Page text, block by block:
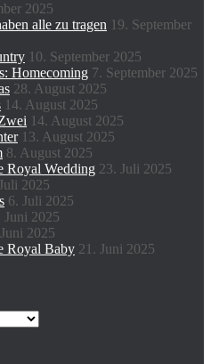
2025
alle zu tragen 19. September
10. September 2025
Homecoming 7. September 2025
28. August 2025
14. August 2025
14. August 2025
13. August 2025
8. August 2025
Royal Wedding 23. Juli 2025
2025
6. Juli 2025
Juni 2025
2025
Royal Baby 21. Juni 2025